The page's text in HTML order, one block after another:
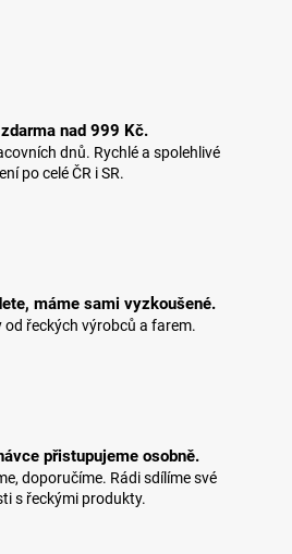
nad 999 Kč.
dnů. Rychlé a spolehlivé
po celé ČR i SR.
máme sami vyzkoušené.
řeckých výrobců a farem.
přistupujeme osobně.
doporučíme. Rádi sdílíme své
s řeckými produkty.